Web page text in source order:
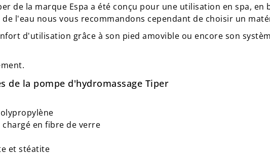
de la marque Espa a été conçu pour une utilisation en spa,
l'eau nous vous recommandons cependant de choisir un
d'utilisation grâce à son pied amovible ou encore son
de la pompe d'hydromassage Tiper
en fibre de verre
et stéatite